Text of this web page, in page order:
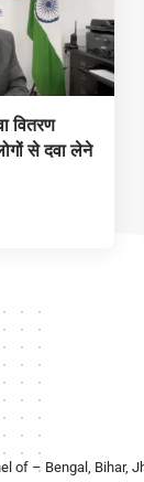
वितरण
से दवा लेने
of – Bengal, Bihar,